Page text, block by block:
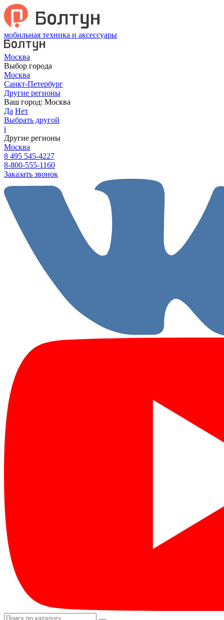
мобильная техника и аксессуары
Москва
Выбор города
Москва
Санкт-Петербург
Другие регионы
Ваш город: Москва
Да Нет
Выбрать другой
i
Другие регионы
Москва
8 495 545-4227
8-800-555-1160
Заказать звонок